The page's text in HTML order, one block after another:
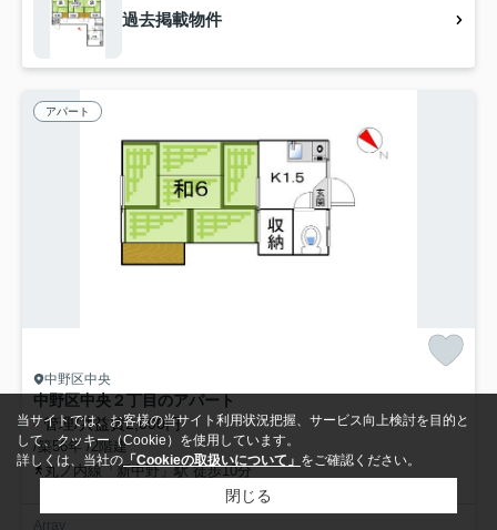
過去掲載物件
アパート
中野区中央
中野区中央２丁目のアパート
-管理/共益費2,000円
/築56年 /2階建
丸ノ内線「新中野」駅 徒歩10分
Array
当サイトでは、お客様の当サイト利用状況把握、サービス向上検討を目的と
して、クッキー（Cookie）を使用しています。
詳しくは、当社の 「Cookieの取扱いについて」 をご確認ください。
閉じる